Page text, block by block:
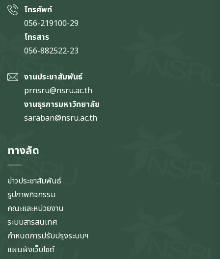
โทรศัพท์
056-219100-29
โทรสาร
056-882522-23
งานประชาสัมพันธ์
prnsru@nsru.ac.th
งานธุรการมหาวิทยาลัย
saraban@nsru.ac.th
ทางลัด
ข่าวประชาสัมพันธ์
รูปภาพกิจกรรม
คณะและหน่วยงาน
ระบบสารสนเทศ
กำหนดการปรับปรุงระบบฯ
แผนผังเว็บไซต์